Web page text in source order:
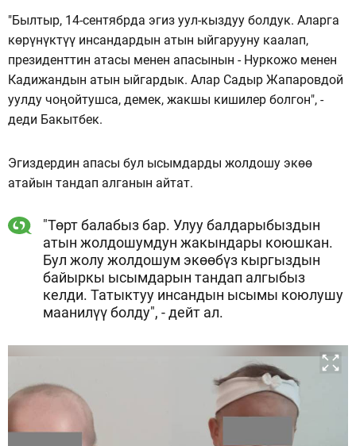
"Былтыр, 14-сентябрда эгиз уул-кыздуу болдук. Аларга
көрүнүктүү инсандардын атын ыйгарууну каалап,
президенттин атасы менен апасынын - Нуркожо менен
Кадижандын атын ыйгардык. Алар Садыр Жапаровдой
уулду чоңойтушса, демек, жакшы кишилер болгон", -
деди Бакытбек.
Эгиздердин апасы бул ысымдарды жолдошу экөө
атайын тандап алганын айтат.
"Төрт балабыз бар. Улуу балдарыбыздын
атын жолдошумдун жакындары коюшкан.
Бул жолу жолдошум экөөбүз кыргыздын
байыркы ысымдарын тандап алгыбыз
келди. Татыктуу инсандын ысымы коюлушу
маанилүү болду", - дейт ал.